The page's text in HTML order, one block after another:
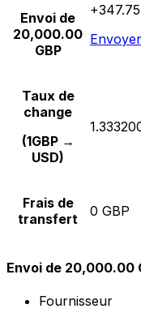
Envoi de
20,000.00
GBP
Taux de
change
(1GBP →
USD)
Frais de
transfert
0 GBP
Envoi de 20,000.00
Fournisseur